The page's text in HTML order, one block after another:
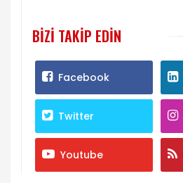
BIZI TAKIP EDIN
Facebook
Twitter
Youtube